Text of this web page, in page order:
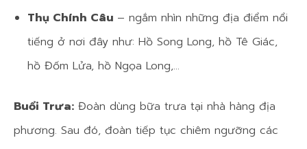
Thụ Chính Câu – ngắm nhìn những địa điểm nổi
tiếng ở nơi đây như: Hồ Song Long, hồ Tê Giác,
hồ Đốm Lửa, hồ Ngọa Long,…
Buổi Trưa: Đoàn dùng bữa trưa tại nhà hàng địa
phương. Sau đó, đoàn tiếp tục chiêm ngưỡng các